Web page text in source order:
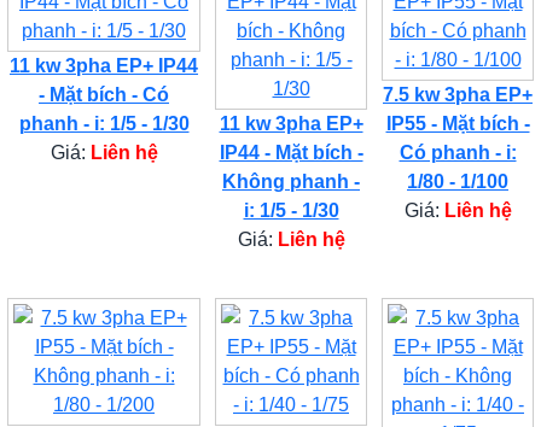
11 kw 3pha EP+ IP44
- Mặt bích - Có
phanh - i: 1/5 - 1/30
Giá: Liên hệ
11 kw 3pha EP+
IP44 - Mặt bích -
Không phanh -
i: 1/5 - 1/30
Giá: Liên hệ
7.5 kw 3pha EP+
IP55 - Mặt bích -
Có phanh - i:
1/80 - 1/100
Giá: Liên hệ